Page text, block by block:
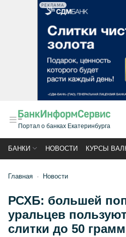
РЕКЛАМА
Портал о банках Екатеринбурга
БАНКИ НОВОСТИ КУРСЫ
Главная Новости
РСХБ: большей
уральцев
слитки до 50 грамм